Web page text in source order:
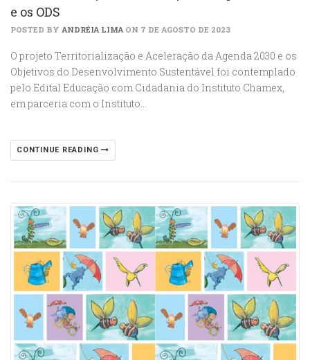
e os ODS
POSTED BY ANDRÉIA LIMA ON 7 DE AGOSTO DE 2023
O projeto Territorialização e Aceleração da Agenda 2030 e os
Objetivos do Desenvolvimento Sustentável foi contemplado
pelo Edital Educação com Cidadania do Instituto Chamex,
em parceria com o Instituto…
CONTINUE READING